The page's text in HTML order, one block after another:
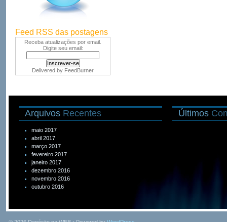
Feed RSS das postagens
Receba atualizações por email.
Digite seu email:
Delivered by FeedBurner
Arquivos Recentes
maio 2017
abril 2017
março 2017
fevereiro 2017
janeiro 2017
dezembro 2016
novembro 2016
outubro 2016
Últimos